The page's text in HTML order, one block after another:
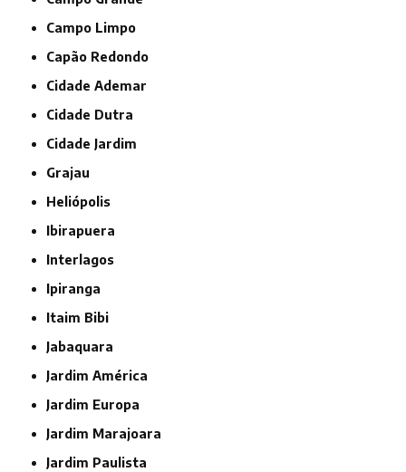
Campo Limpo
Capão Redondo
Cidade Ademar
Cidade Dutra
Cidade Jardim
Grajau
Heliópolis
Ibirapuera
Interlagos
Ipiranga
Itaim Bibi
Jabaquara
Jardim América
Jardim Europa
Jardim Marajoara
Jardim Paulista